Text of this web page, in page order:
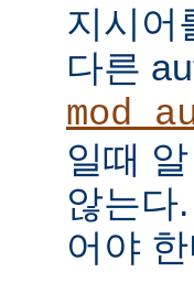
지시어
다른
일때
않는다
어야